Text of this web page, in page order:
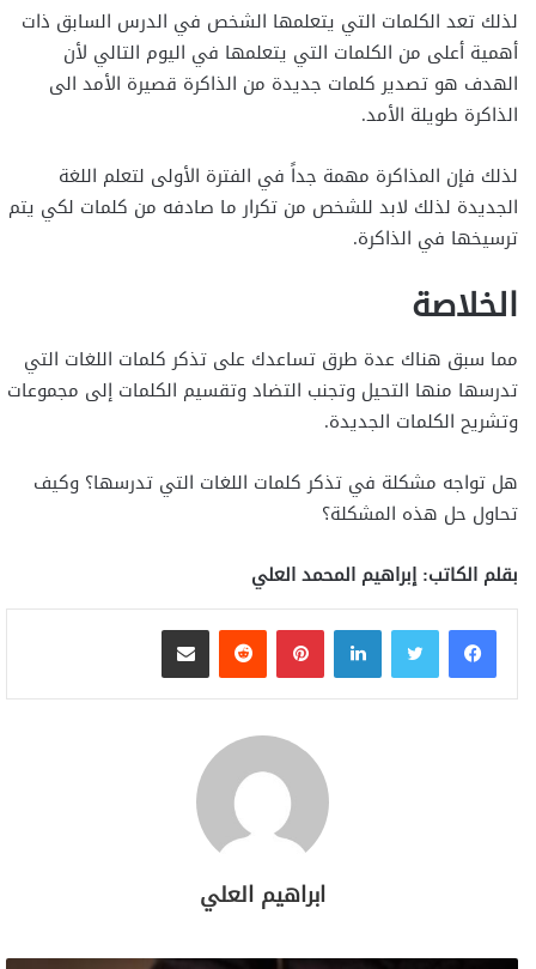
لذلك تعد الكلمات التي يتعلمها الشخص في الدرس السابق ذات
أهمية أعلى من الكلمات التي يتعلمها في اليوم التالي لأن
الهدف هو تصدير كلمات جديدة من الذاكرة قصيرة الأمد الى
الذاكرة طويلة الأمد.
لذلك فإن المذاكرة مهمة جداً في الفترة الأولى لتعلم اللغة
الجديدة لذلك لابد للشخص من تكرار ما صادفه من كلمات لكي يتم
ترسيخها في الذاكرة.
الخلاصة
مما سبق هناك عدة طرق تساعدك على تذكر كلمات اللغات التي
تدرسها منها التحيل وتجنب التضاد وتقسيم الكلمات إلى مجموعات
وتشريح الكلمات الجديدة.
هل تواجه مشكلة في تذكر كلمات اللغات التي تدرسها؟ وكيف
تحاول حل هذه المشكلة؟
بقلم الكاتب: إبراهيم المحمد العلي
لينكدإن بينتيريست مشاركة عبر البريد
ابراهيم العلي